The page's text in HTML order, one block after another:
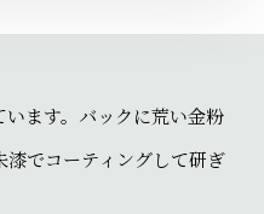
ます。バックに荒い金粉
でコーティングして研ぎ